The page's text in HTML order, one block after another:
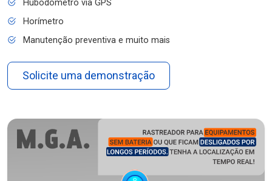
Hubodômetro via GPS
Horímetro
Manutenção preventiva e muito mais
Solicite uma demonstração